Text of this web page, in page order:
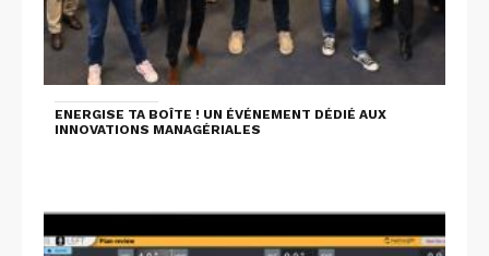
ENERGISE TA BOÎTE ! UN ÉVÉNEMENT DÉDIÉ AUX
INNOVATIONS MANAGÉRIALES